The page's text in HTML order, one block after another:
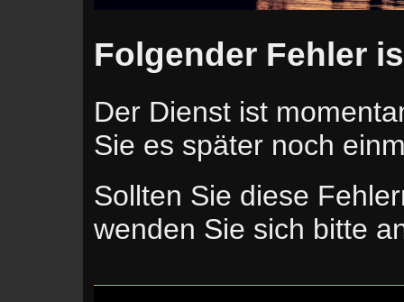
Folgender Fehler
Der Dienst ist
Sie es später noch
Sollten Sie diese
wenden Sie sich bitte